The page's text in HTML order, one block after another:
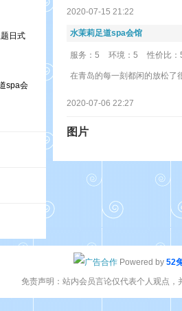
日式
spa会
2020-07-15 21:22
水茉莉足道spa会馆
服务：5 环境：5 性价比：
在青岛的每一刻都闲的放松了
2020-07-06 22:27
图片
Powered by 52
免责声明：站内会员言论仅代表个人观点